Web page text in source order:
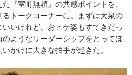
『室町無頼』の共感ポイントを、
トークコーナーに。まずは大泉の
いいけれど、おヒゲ姿もすてきだっ
ようなリーダーシップをとってほ
かけに大きな拍手が起きた。